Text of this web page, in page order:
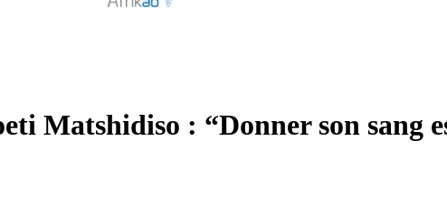
Matshidiso : “Donner son sang